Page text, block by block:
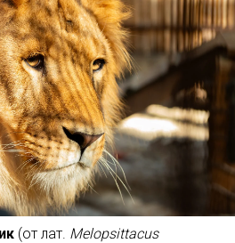
(от лат. Melopsittacus